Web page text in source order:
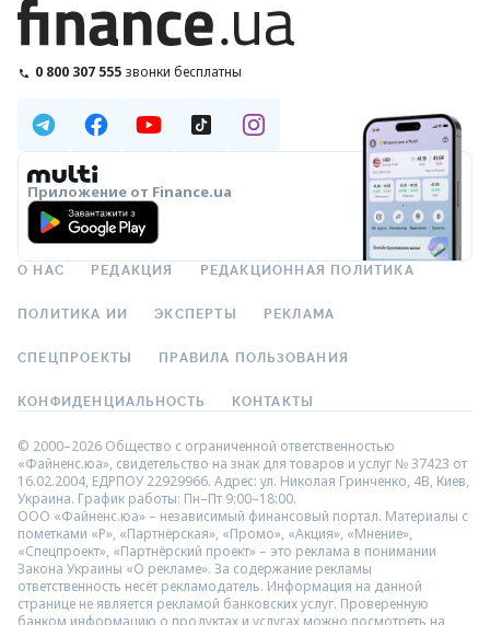
0 800 307 555 звонки бесплатны
Приложение от Finance.ua
О НАС РЕДАКЦИЯ РЕДАКЦИОННАЯ ПОЛИТИКА
ПОЛИТИКА ИИ ЭКСПЕРТЫ РЕКЛАМА
СПЕЦПРОЕКТЫ ПРАВИЛА ПОЛЬЗОВАНИЯ
КОНФИДЕНЦИАЛЬНОСТЬ КОНТАКТЫ
© 2000–2026 Общество с ограниченной ответственностью
«Файненс.юа», свидетельство на знак для товаров и услуг № 37423 от
16.02.2004, ЕДРПОУ 22929966. Адрес: ул. Николая Гринченко, 4В, Киев,
Украина. График работы: Пн–Пт 9:00–18:00.
ООО «Файненс.юа» – независимый финансовый портал. Материалы с
пометками «Р», «Партнёрская», «Промо», «Акция», «Мнение»,
«Спецпроект», «Партнёрский проект» – это реклама в понимании
Закона Украины «О рекламе». За содержание рекламы
ответственность несёт рекламодатель. Информация на данной
странице не является рекламой банковских услуг. Проверенную